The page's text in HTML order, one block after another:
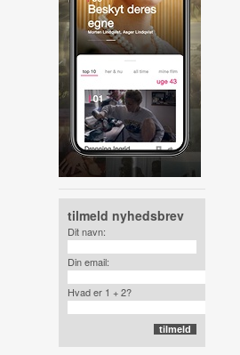
tilmeld nyhedsbrev
Dit navn:
Din email:
Hvad er 1 + 2?